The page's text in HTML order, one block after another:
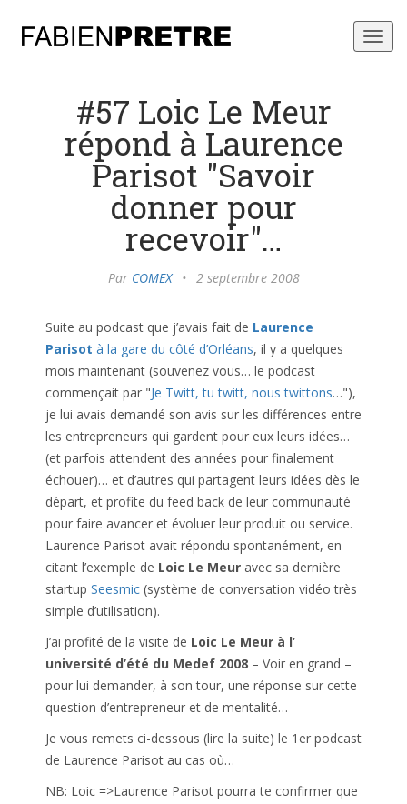
#57 Loic Le Meur
répond à Laurence
Parisot "Savoir
donner pour
recevoir"…
Par COMEX • 2 septembre 2008
Suite au podcast que j’avais fait de Laurence
Parisot à la gare du côté d’Orléans, il y a quelques
mois maintenant (souvenez vous… le podcast
commençait par "Je Twitt, tu twitt, nous twittons…"),
je lui avais demandé son avis sur les différences entre
les entrepreneurs qui gardent pour eux leurs idées…
(et parfois attendent des années pour finalement
échouer)… et d’autres qui partagent leurs idées dès le
départ, et profite du feed back de leur communauté
pour faire avancer et évoluer leur produit ou service.
Laurence Parisot avait répondu spontanément, en
citant l’exemple de Loic Le Meur avec sa dernière
startup Seesmic (système de conversation vidéo très
simple d’utilisation).
J’ai profité de la visite de Loic Le Meur à l’
université d’été du Medef 2008 – Voir en grand –
pour lui demander, à son tour, une réponse sur cette
question d’entrepreneur et de mentalité…
Je vous remets ci-dessous (lire la suite) le 1er podcast
de Laurence Parisot au cas où…
NB: Loic =>Laurence Parisot pourra te confirmer que